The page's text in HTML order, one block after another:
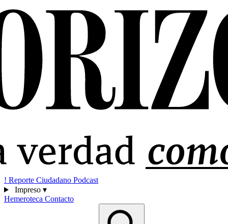
! Reporte Ciudadano Podcast
Impreso ▾
Hemeroteca Contacto